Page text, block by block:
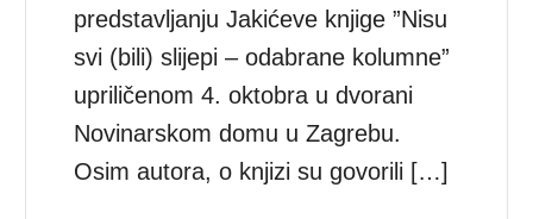
predstavljanju Jakićeve knjige ”Nisu
svi (bili) slijepi – odabrane kolumne”
upriličenom 4. oktobra u dvorani
Novinarskom domu u Zagrebu.
Osim autora, o knjizi su govorili […]